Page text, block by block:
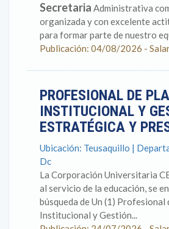
Secretaria Administrativa
organizada y con excelente
para formar parte de nuestro
Publicación: 04/08/2026 -
PROFESIONAL DE
INSTITUCIONAL Y
ESTRATÉGICA Y
Ubicación: Teusaquillo |
Dc
La Corporación Universitaria
al servicio de la educación, se
búsqueda de Un (1) Profesional
Institucional y Gestión...